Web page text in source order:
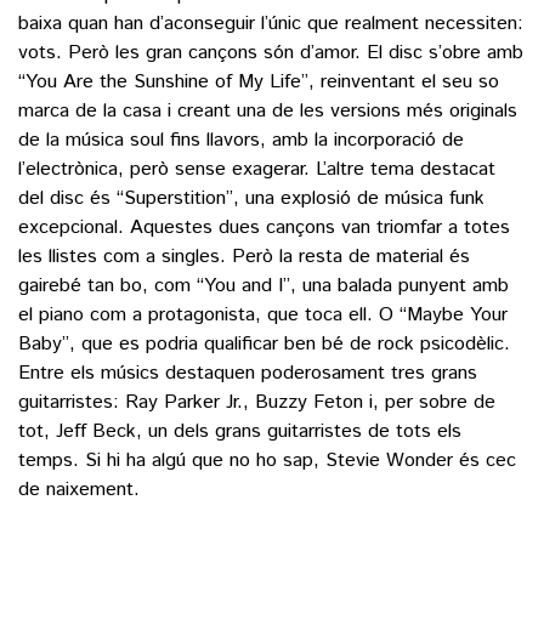
CALAIX
VEURE TOTES
AGENDA
BLOGOSFERA
baixa quan han d’aconseguir l’únic que realment necessiten:
vots. Però les gran cançons són d’amor. El disc s’obre amb
“You Are the Sunshine of My Life”, reinventant el seu so
marca de la casa i creant una de les versions més originals
de la música soul fins llavors, amb la incorporació de
l’electrònica, però sense exagerar. L’altre tema destacat
del disc és “Superstition”, una explosió de música funk
excepcional. Aquestes dues cançons van triomfar a totes
les llistes com a singles. Però la resta de material és
gairebé tan bo, com “You and I”, una balada punyent amb
el piano com a protagonista, que toca ell. O “Maybe Your
Baby”, que es podria qualificar ben bé de rock psicodèlic.
Entre els músics destaquen poderosament tres grans
guitarristes: Ray Parker Jr., Buzzy Feton i, per sobre de
tot, Jeff Beck, un dels grans guitarristes de tots els
temps. Si hi ha algú que no ho sap, Stevie Wonder és cec
de naixement.